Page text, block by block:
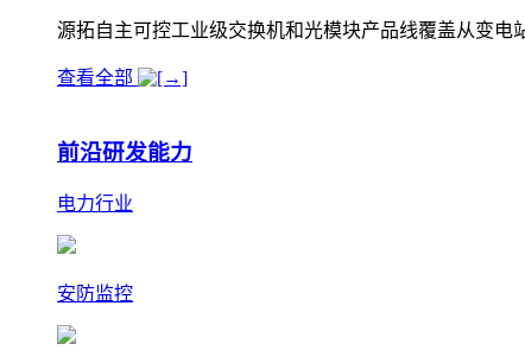
源拓自主可控工业级交换机和光模块产品线覆盖从变电
查看全部
前沿研发能力
电力行业
安防监控